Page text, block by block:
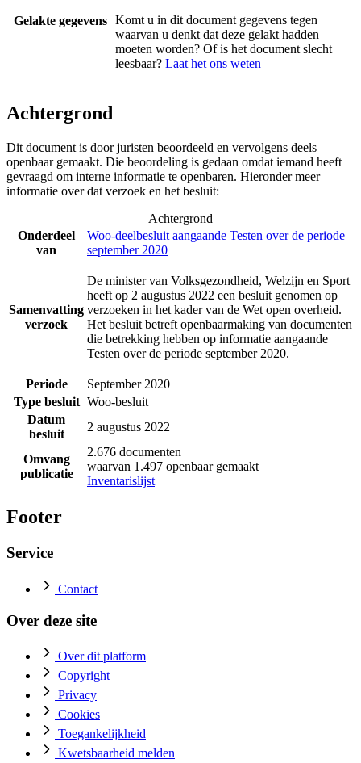
Gelakte gegevens Komt u in dit document gegevens tegen
waarvan u denkt dat deze gelakt hadden
moeten worden? Of is het document slecht
leesbaar? Laat het ons weten
Achtergrond
Dit document is door juristen beoordeeld en vervolgens deels
openbaar gemaakt. Die beoordeling is gedaan omdat iemand heeft
gevraagd om interne informatie te openbaren. Hieronder meer
informatie over dat verzoek en het besluit:
Achtergrond
Onderdeel
van
Woo-deelbesluit aangaande Testen over de periode
september 2020
Samenvatting
verzoek
De minister van Volksgezondheid, Welzijn en Sport
heeft op 2 augustus 2022 een besluit genomen op
verzoeken in het kader van de Wet open overheid.
Het besluit betreft openbaarmaking van documenten
die betrekking hebben op informatie aangaande
Testen over de periode september 2020.
Periode
September 2020
Type besluit Woo-besluit
Datum
besluit
2 augustus 2022
Omvang
publicatie
2.676 documenten
waarvan 1.497 openbaar gemaakt
Inventarislijst
Footer
Service
Contact
Over deze site
Over dit platform
Copyright
Privacy
Cookies
Toegankelijkheid
Kwetsbaarheid melden